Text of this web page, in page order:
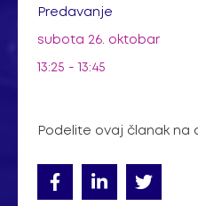
Predavanje
subota 26. oktobar
13:25 - 13:45
Podelite ovaj članak na